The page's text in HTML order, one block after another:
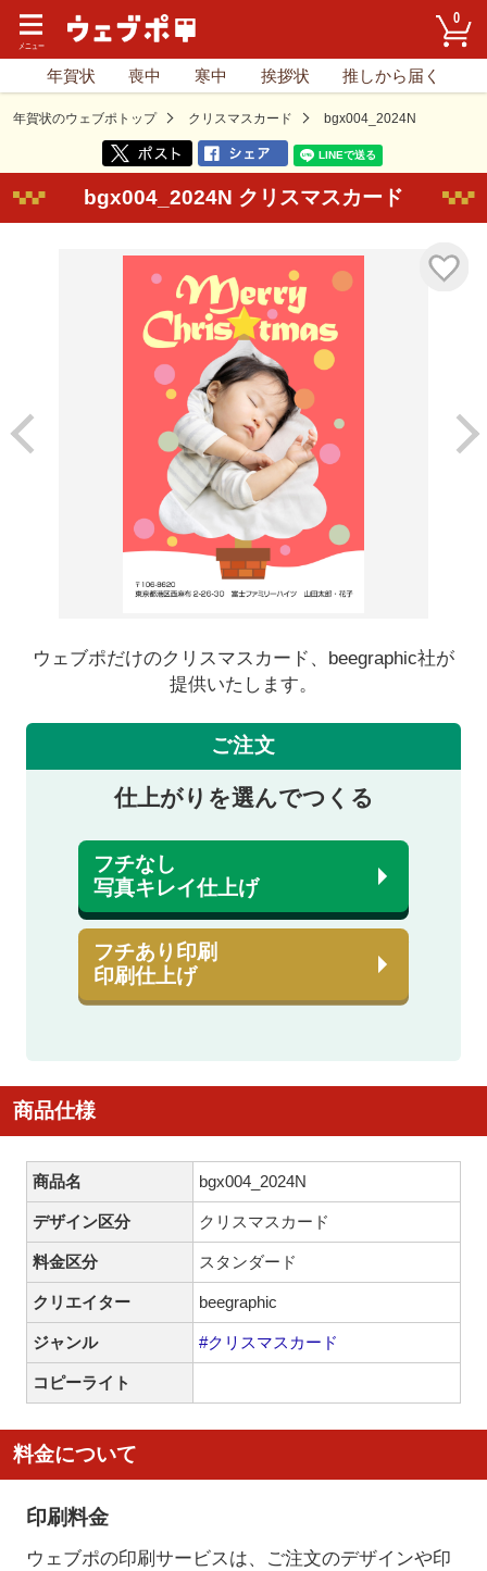
0
年賀状 喪中 寒中 挨拶状 推しから届く
年賀状のウェブポトップ クリスマスカード bgx004_2024N
bgx004_2024N クリスマスカード
ウェブポだけのクリスマスカード、beegraphic社が
提供いたします。
ご注文
仕上がりを選んでつくる
フチなし
写真キレイ仕上げ
フチあり印刷
印刷仕上げ
商品仕様
商品名 bgx004_2024N
デザイン区分 クリスマスカード
料金区分 スタンダード
クリエイター beegraphic
ジャンル #クリスマスカード
コピーライト
料金について
印刷料金
ウェブポの印刷サービスは、ご注文のデザインや印